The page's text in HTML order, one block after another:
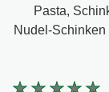
Pasta,
Nudel-